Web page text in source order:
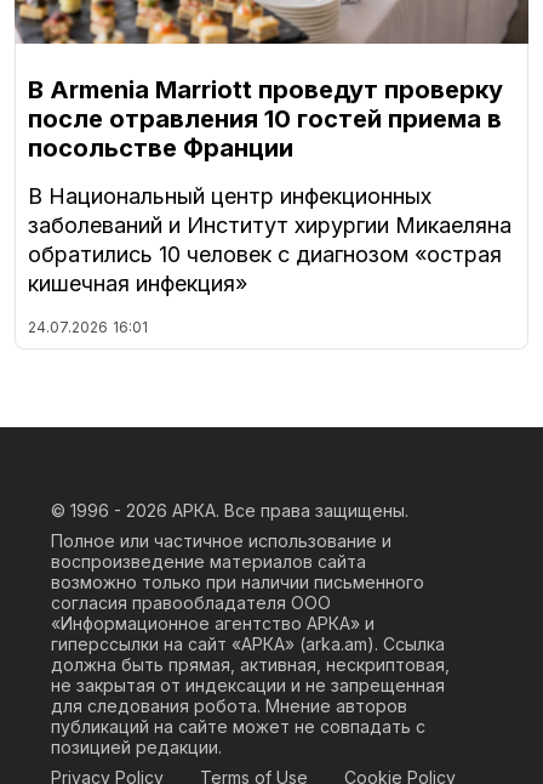
В Armenia Marriott проведут проверку
после отравления 10 гостей приема в
посольстве Франции
В Национальный центр инфекционных
заболеваний и Институт хирургии Микаеляна
обратились 10 человек с диагнозом «острая
кишечная инфекция»
24.07.2026 16:01
© 1996 - 2026 АРКА. Все права защищены.
Полное или частичное использование и
воспроизведение материалов сайта
возможно только при наличии письменного
согласия правообладателя ООО
«Информационное агентство АРКА» и
гиперссылки на сайт «АРКА» (arka.am). Ссылка
должна быть прямая, активная, нескриптовая,
не закрытая от индексации и не запрещенная
для следования робота. Мнение авторов
публикаций на сайте может не совпадать с
позицией редакции.
Privacy Policy
Terms of Use Cookie Policy